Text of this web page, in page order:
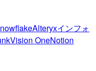
Alteryxインフォ
Vision OneNotion